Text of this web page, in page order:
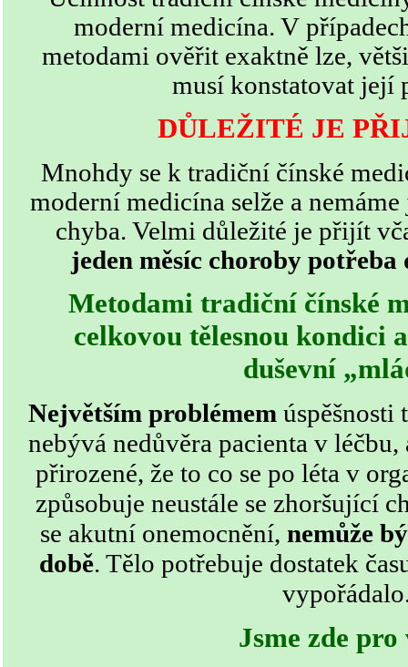
moderní medicína. V
metodami ověřit exaktně lze,
musí konstatovat její
DŮLEŽITÉ JE
Mnohdy se k tradiční čínské
moderní medicína selže a
chyba. Velmi důležité je přijít
jeden měsíc choroby potřeba
Metodami tradiční čínské
celkovou tělesnou kondici
duševní
Největším problémem úspěšnosti
nebývá nedůvěra pacienta v
přirozené, že to co se po léta v
způsobuje neustále se zhoršující
se akutní onemocnění, nemůže
době. Tělo potřebuje dostatek
Jsme zde pro